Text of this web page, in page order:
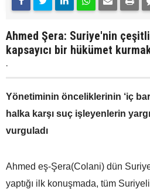
Ahmed Şera: Suriye'nin
kapsayıcı bir hükümet
.
Yönetiminin önceliklerinin ‘iç
halka karşı suç işleyenlerin
vurguladı
Ahmed eş-Şera(Colani) dün
yaptığı ilk konuşmada, tüm